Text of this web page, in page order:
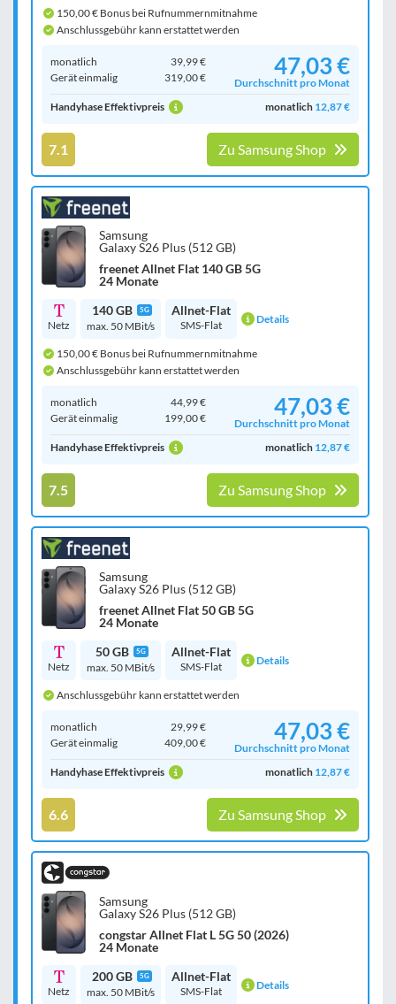
150,00 € Bonus bei Rufnummernmitnahme
Anschlussgebühr kann erstattet werden
monatlich
39,99 €
Gerät einmalig
319,00 € 47,03 €
Durchschnitt pro Monat
Handyhase Effektivpreis
monatlich 12,87 €
7.1 Zu Samsung Shop
Samsung
Galaxy S26 Plus (512 GB)
freenet Allnet Flat 140 GB 5G
24 Monate
Netz
140 GB 5G
max. 50 MBit/s
Allnet-Flat
SMS-Flat Details
150,00 € Bonus bei Rufnummernmitnahme
Anschlussgebühr kann erstattet werden
monatlich
44,99 €
Gerät einmalig
199,00 € 47,03 €
Durchschnitt pro Monat
Handyhase Effektivpreis
monatlich 12,87 €
7.5 Zu Samsung Shop
Samsung
Galaxy S26 Plus (512 GB)
freenet Allnet Flat 50 GB 5G
24 Monate
Netz
50 GB 5G
max. 50 MBit/s
Allnet-Flat
SMS-Flat Details
Anschlussgebühr kann erstattet werden
monatlich
29,99 €
Gerät einmalig
409,00 € 47,03 €
Durchschnitt pro Monat
Handyhase Effektivpreis
monatlich 12,87 €
6.6 Zu Samsung Shop
Samsung
Galaxy S26 Plus (512 GB)
congstar Allnet Flat L 5G 50 (2026)
24 Monate
Netz
200 GB 5G
max. 50 MBit/s
Allnet-Flat
SMS-Flat Details